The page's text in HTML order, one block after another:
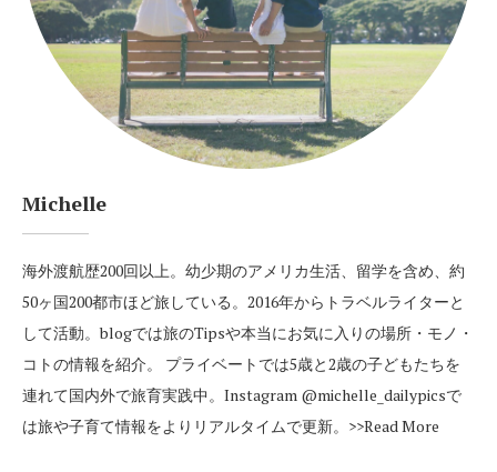
Michelle
海外渡航歴200回以上。幼少期のアメリカ生活、留学を含め、約
50ヶ国200都市ほど旅している。2016年からトラベルライターと
して活動。blogでは旅のTipsや本当にお気に入りの場所・モノ・
コトの情報を紹介。 プライベートでは5歳と2歳の子どもたちを
連れて国内外で旅育実践中。Instagram @michelle_dailypicsで
は旅や子育て情報をよりリアルタイムで更新。 >>Read More